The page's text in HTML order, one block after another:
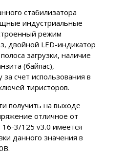
стабилизатора
индустриальные
режим
двойной LED-индикатор
загрузки, наличие
(байпас),
счет использования в
тиристоров.
получить на выходе
отличное от
3/125 v3.0 имеется
данного значения в